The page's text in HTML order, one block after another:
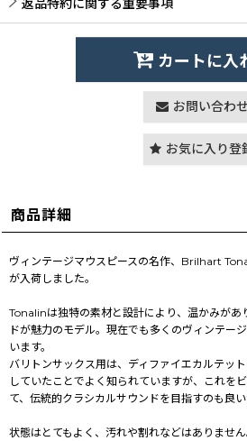
返品特約に関する重要事項
カートに入
お問い合わせ
お気に入り登
商品詳細
ヴィンテージマウスピースの名作、Brilhart
が入荷しました。
Tonalinは独特の素材と設計により、温かみがあ
ドが魅力のモデル。現在でも多くのヴィンテー
います。
バリトンサックス用は、ディファイエカルテッ
していたことでよく知られていますが、これを
て、伝統的クラシカルサウンドを目指すのも良い
状態はとてもよく、汚れや割れなどはありません